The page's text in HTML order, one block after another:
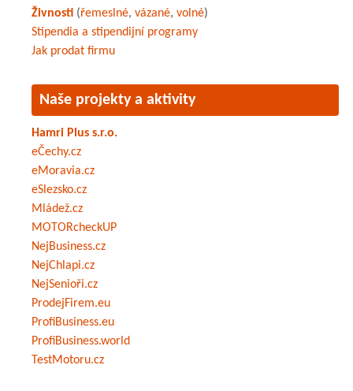
Živnosti (řemeslné, vázané, volné)
Stipendia a stipendijní programy
Jak prodat firmu
Naše projekty a aktivity
Hamri Plus s.r.o.
eČechy.cz
eMoravia.cz
eSlezsko.cz
Mládež.cz
MOTORcheckUP
NejBusiness.cz
NejChlapi.cz
NejSenioři.cz
ProdejFirem.eu
ProfiBusiness.eu
ProfiBusiness.world
TestMotoru.cz